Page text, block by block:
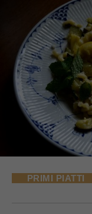
PRIMI PIATTI